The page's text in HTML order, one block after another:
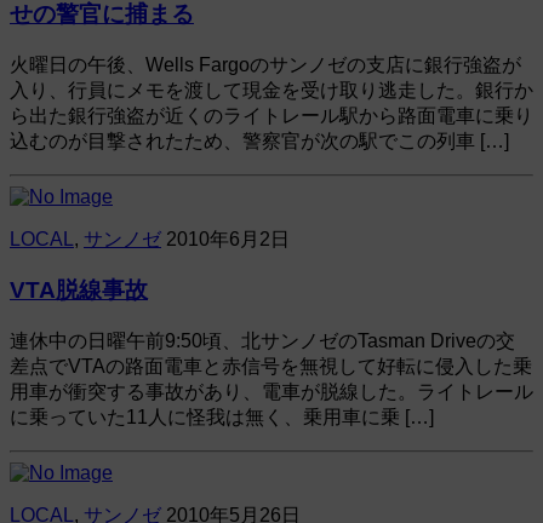
せの警官に捕まる
火曜日の午後、Wells Fargoのサンノゼの支店に銀行強盗が
入り、行員にメモを渡して現金を受け取り逃走した。銀行か
ら出た銀行強盗が近くのライトレール駅から路面電車に乗り
込むのが目撃されたため、警察官が次の駅でこの列車 […]
LOCAL , サンノゼ 2010年6月2日
VTA脱線事故
連休中の日曜午前9:50頃、北サンノゼのTasman Driveの交
差点でVTAの路面電車と赤信号を無視して好転に侵入した乗
用車が衝突する事故があり、電車が脱線した。ライトレール
に乗っていた11人に怪我は無く、乗用車に乗 […]
LOCAL , サンノゼ 2010年5月26日